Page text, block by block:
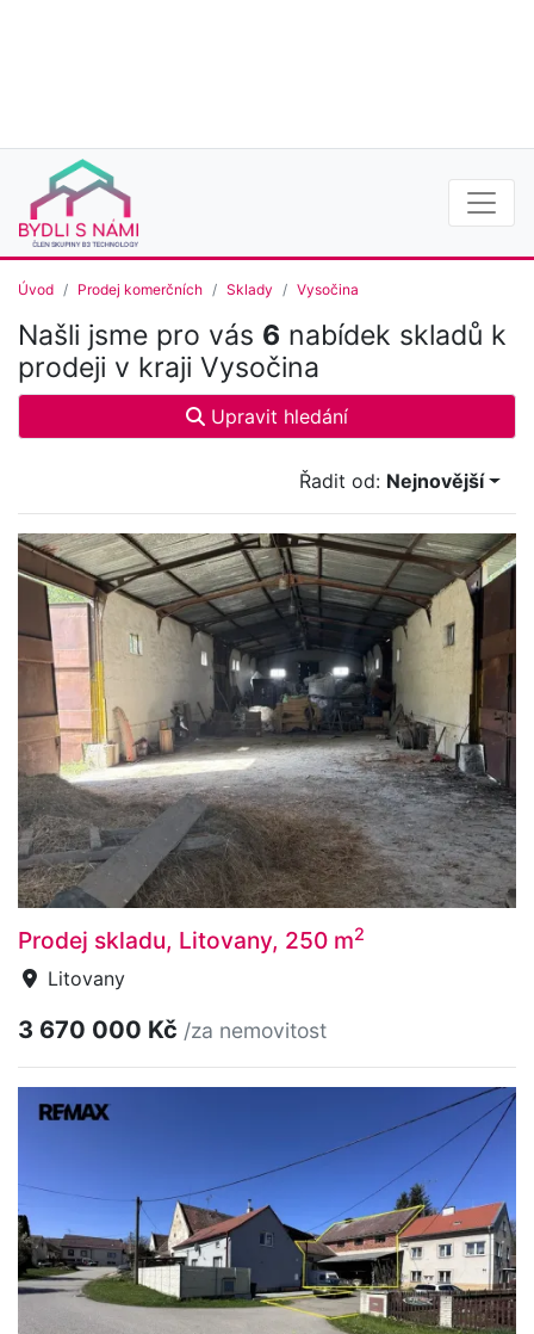
Úvod Prodej komerčních Sklady Vysočina
Našli jsme pro vás 6 nabídek skladů k
prodeji v kraji Vysočina
Upravit hledání
Řadit od: Nejnovější
Prodej skladu, Litovany, 250 m2
Litovany
3 670 000 Kč /za nemovitost